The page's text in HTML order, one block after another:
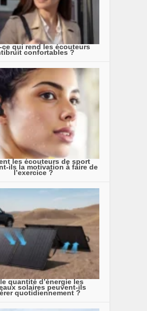
ce qui rend les écouteurs
confortables ?
les écouteurs de sport
ils la motivation à faire de
l’exercice ?
quantité d’énergie les
solaires peuvent-ils
quotidiennement ?